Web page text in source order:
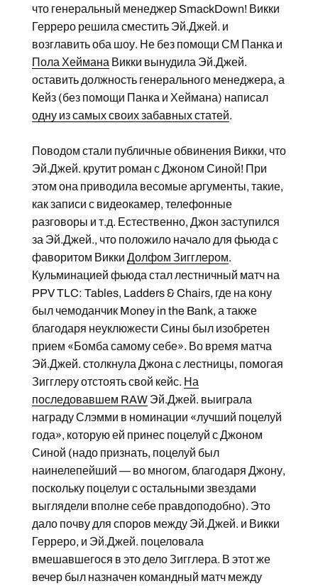
что генеральный менеджер SmackDown! Викки
Герреро решила сместить Эй.Джей. и
возглавить оба шоу. Не без помощи СМ Панка и
Пола Хеймана Викки вынудила Эй.Джей.
оставить должность генерального менеджера, а
Кейз (без помощи Панка и Хеймана) написал
одну из самых своих забавных статей.
Поводом стали публичные обвинения Викки, что
Эй.Джей. крутит роман с Джоном Синой! При
этом она приводила весомые аргументы, такие,
как записи с видеокамер, телефонные
разговоры и т.д. Естественно, Джон заступился
за Эй.Джей., что положило начало для фьюда с
фаворитом Викки Долфом Зигглером.
Кульминацией фьюда стал лестничный матч на
PPV TLC: Tables, Ladders & Chairs, где на кону
был чемоданчик Money in the Bank, а также
благодаря неуклюжести Сины был изобретен
прием «Бомба самому себе». Во время матча
Эй.Джей. столкнула Джона с лестницы, помогая
Зигглеру отстоять свой кейс. На
последовавшем RAWЭй.Джей. выиграла
награду Слэмми в номинации «лучший поцелуй
года», которую ей принес поцелуй с Джоном
Синой (надо признать, поцелуй был
наинелепейший — во многом, благодаря Джону,
поскольку поцелуи с остальными звездами
выглядели вполне себе правдоподобно). Это
дало почву для споров между Эй.Джей. и Викки
Герреро, и Эй.Джей. поцеловала
вмешавшегося в это дело Зигглера. В этот же
вечер был назначен командный матч между